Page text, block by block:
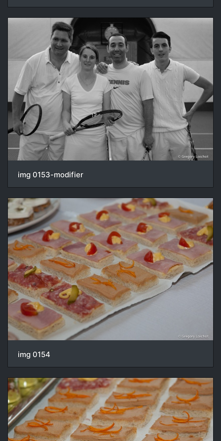
img 0153-modifier
img 0154